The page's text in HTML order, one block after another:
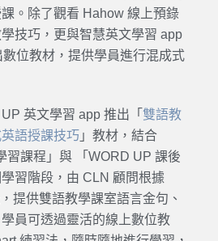
。除了觀看 Hahow 線上預錄
技巧，更與智慧英文學習 app
位教材，提供學員進行混成式
英文學習 app 推出「 雙語教
語授課技巧 」教材，結合
習課程」與 「WORD UP 課後
習階段，由 CLN 顧問根據
提供雙語教學課室語言金句、
員可透過靈活的線上數位教